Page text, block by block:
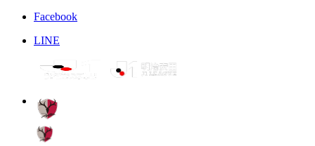
Facebook
LINE